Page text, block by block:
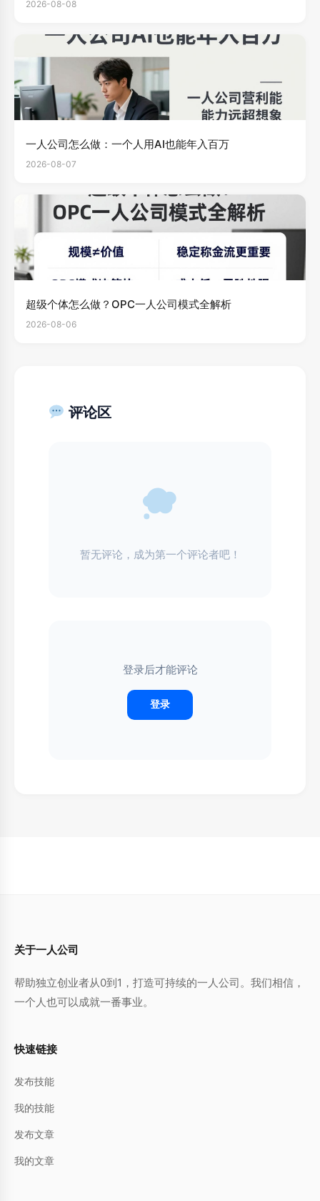
2026-08-08
一人公司怎么做：一个人用AI也能年入百万
2026-08-07
超级个体怎么做？OPC一人公司模式全解析
2026-08-06
评论区
暂无评论，成为第一个评论者吧！
登录后才能评论
登录
关于一人公司
帮助独立创业者从0到1，打造可持续的一人公司。我们相信，
一个人也可以成就一番事业。
快速链接
发布技能
我的技能
发布文章
我的文章